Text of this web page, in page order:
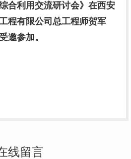
合利用交流研讨会》在西安
程有限公司总工程师贺军
邀参加。
线留言